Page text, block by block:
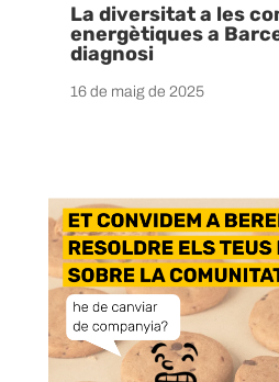
La diversitat a les
energètiques a
diagnosi
16 de maig de 2025